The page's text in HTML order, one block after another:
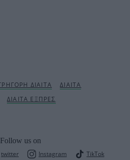
Follow us on
twitter Instagram TikTok